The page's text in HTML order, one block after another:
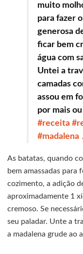
muito
para fazer
generosa
ficar bem
água com
Untei a
camadas
assou em
por mais
#receita
#madalena
As batatas, quando
bem amassadas
cozimento, a adição
aproximadamente 1
cremoso. Se
seu paladar. Unte a
a madalena grude ao